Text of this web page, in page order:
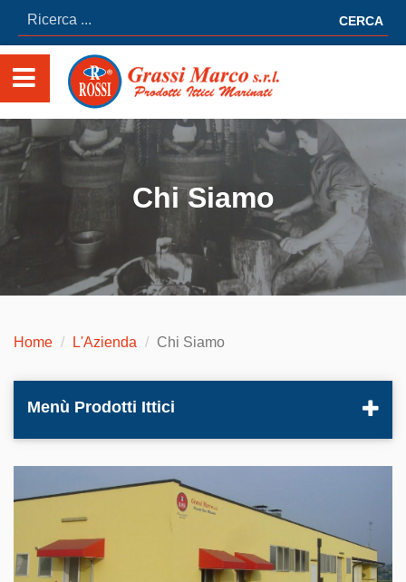
CERCA
Chi Siamo
Home L'Azienda Chi Siamo
Menù Prodotti Ittici